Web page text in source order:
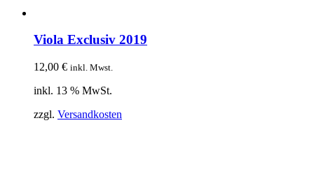
Viola Exclusiv 2019
12,00 € inkl. Mwst.
inkl. 13 % MwSt.
zzgl. Versandkosten